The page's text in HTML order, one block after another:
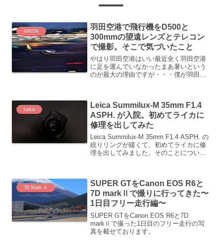
NIKON
羽田空港で飛行機をD500と
300mmの望遠レンズとテレコン
で撮影。そこで気づいたこと
やはり羽田空港はいい最近全く羽田空港
に足を運んでいなかったまあ暑いという
のが最大の理由ですが・・・僕が羽田空
ぶりくらいかな、行ってき...
Leica
Leica Summilux-M 35mm F1.4
ASPH. が入院。初めてライカに
修理を出してみた
Leica Summilux-M 35mm F1.4 ASPH. の
絞りリングが緩くて、初めてライカに修
理を出してみました。そのことについて
7D Mark Ⅱ
SUPER GTをCanon EOS R6と
7D markⅡで撮りに行ってきた〜
1日目フリー走行編〜
SUPER GTをCanon EOS R6と7D
markⅡで撮った1日目のフリー走行の写
真を載せております。